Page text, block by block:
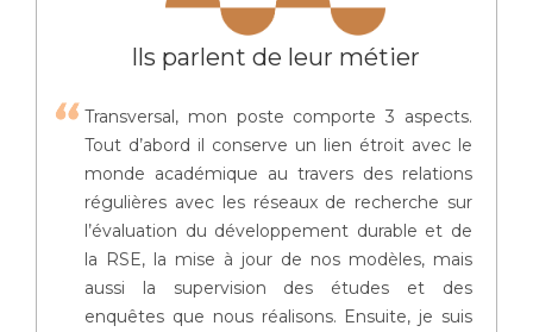
Ils parlent de leur métier
Transversal, mon poste comporte 3 aspects.
Tout d’abord il conserve un lien étroit avec le
monde académique au travers des relations
régulières avec les réseaux de recherche sur
l’évaluation du développement durable et de
la RSE, la mise à jour de nos modèles, mais
aussi la supervision des études et des
enquêtes que nous réalisons. Ensuite, je suis